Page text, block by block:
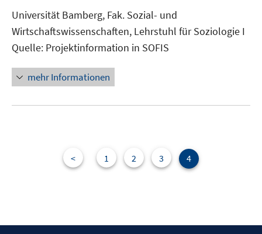
neuem
Fenster
öffnen
Universität Bamberg, Fak. Sozial- und
Wirtschaftswissenschaften, Lehrstuhl für Soziologie I
Quelle: Projektinformation in SOFIS
mehr Informationen
< 1 2 3 4